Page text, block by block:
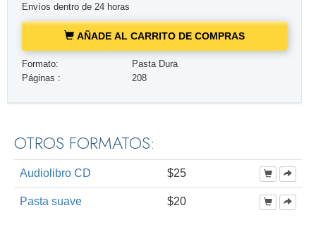
Envíos dentro de 24 horas
AÑADE AL CARRITO DE COMPRAS
Formato:
Pasta Dura
Páginas :
208
OTROS FORMATOS:
Audiolibro CD $25
Pasta suave $20